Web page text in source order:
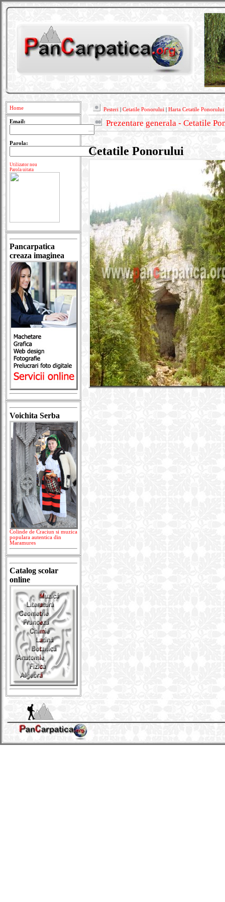
Home
Email:
Parola:
Utilizator nou
Parola uitata
Pancarpatica
creaza imaginea
Voichita Serba
Colinde de Craciun si muzica
populara autentica din
Maramures
Catalog scolar
online
Pesteri Cetatile Ponorului Harta Cetatile Ponorului
Prezentare generala - Cetatile
Cetatile Ponorului